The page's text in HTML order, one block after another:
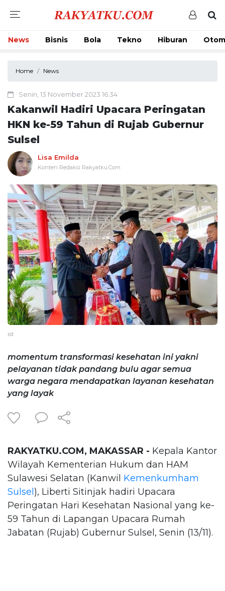
News Bisnis Bola Tekno Hiburan
Home News
Senin, 13 November 2023 16:34
Kakanwil Hadiri Upacara Peringatan
HKN ke-59 Tahun di Rujab Gubernur
Sulsel
Lisa Emilda
Konten Redaksi Rakyatku.Com
ist
momentum transformasi kesehatan ini yakni
pelayanan tidak pandang bulu agar semua
warga negara mendapatkan layanan kesehatan
yang layak
RAKYATKU.COM, MAKASSAR - Kepala Kantor
Wilayah Kementerian Hukum dan HAM
Sulawesi Selatan (Kanwil Kemenkumham
Sulsel ), Liberti Sitinjak hadiri Upacara
Peringatan Hari Kesehatan Nasional yang ke-
59 Tahun di Lapangan Upacara Rumah
Jabatan (Rujab) Gubernur Sulsel, Senin (13/11).